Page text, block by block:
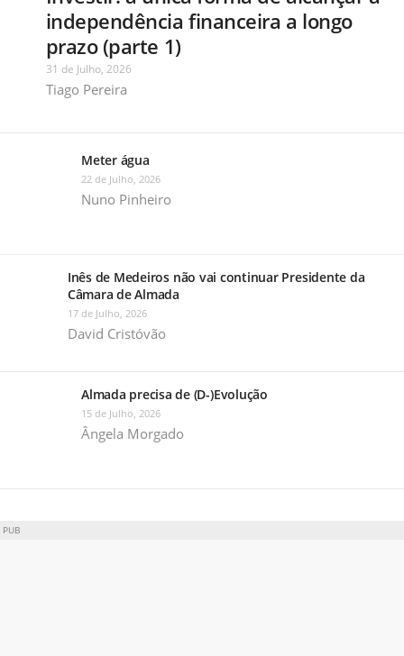
independência financeira a longo
prazo (parte 1)
31 de Julho, 2026
Tiago Pereira
Meter água
22 de Julho, 2026
Nuno Pinheiro
Inês de Medeiros não vai continuar Presidente da
Câmara de Almada
17 de Julho, 2026
David Cristóvão
Almada precisa de (D-)Evolução
15 de Julho, 2026
Ângela Morgado
PUB